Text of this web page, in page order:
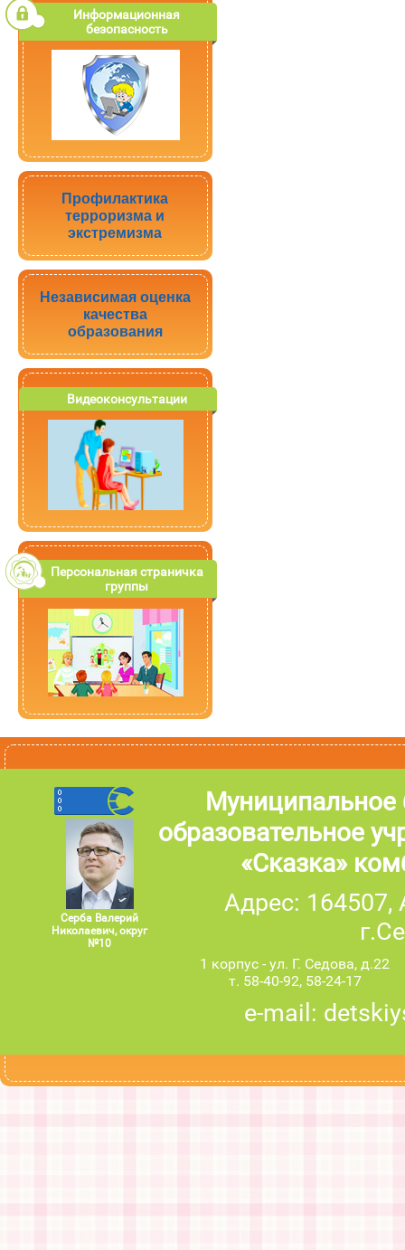
Информационная
безопасность
Профилактика
терроризма и
экстремизма
Независимая оценка
качества
образования
Видеоконсультации
Персональная страничка
группы
образовательное
«Сказка»
Адрес: 164507,
1 корпус - ул. Г. Седова, д.22
т. 58-40-92, 58-24-17
e-mail:
Серба Валерий
Николаевич, округ
№10